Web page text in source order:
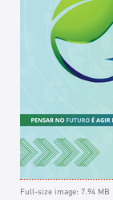
Full-size image: 7.94 MB